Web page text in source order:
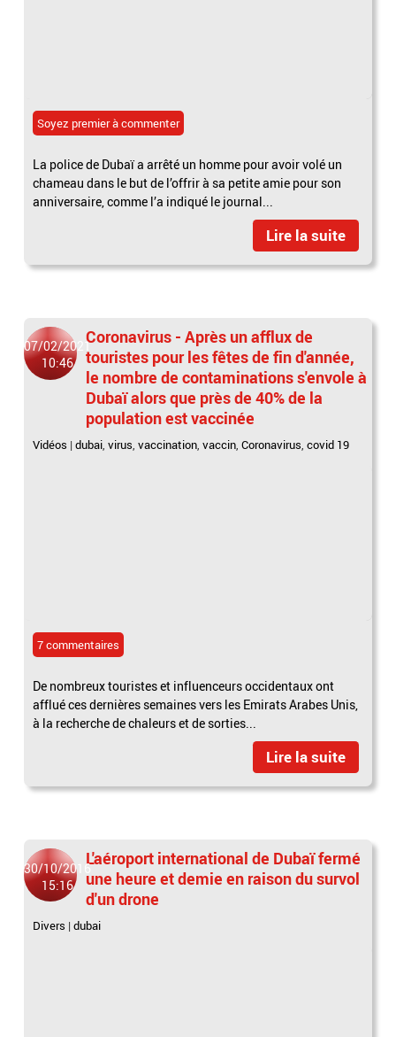
Soyez premier à commenter
La police de Dubaï a arrêté un homme pour avoir volé un
chameau dans le but de l’offrir à sa petite amie pour son
anniversaire, comme l’a indiqué le journal...
Lire la suite
07/02/2021
10:46
Coronavirus - Après un afflux de
touristes pour les fêtes de fin d'année,
le nombre de contaminations s'envole à
Dubaï alors que près de 40% de la
population est vaccinée
Vidéos |dubai ,virus ,vaccination ,vaccin ,Coronavirus ,covid 19
7 commentaires
De nombreux touristes et influenceurs occidentaux ont
afflué ces dernières semaines vers les Emirats Arabes Unis,
à la recherche de chaleurs et de sorties...
Lire la suite
30/10/2016
15:16
L'aéroport international de Dubaï fermé
une heure et demie en raison du survol
d'un drone
Divers |dubai